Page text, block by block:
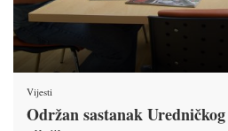
Vijesti
Održan sastanak